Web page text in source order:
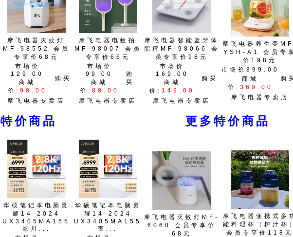
摩飞电器灭蚊灯
MF-98552 会员
专享价68元
市场价
129.00
购买
商城
价 :98.00
摩飞电器专卖店
摩飞电器电蚊拍
MF-98007 会员
专享价66元
市场价
99.00
购
买
商城
价 :88.00
摩飞电器专卖店
摩飞电器智能蓝牙体
脂秤MF-98066 会
员专享价98元
市场价
169.00
购买
商城
价 :149.00
摩飞电器专卖店
摩飞电器养生壶
YSH-A1 会员专
价198元
市场价899.00
购
商城
价 :369.00
摩飞电器专卖店
特价商品 更多特价商品
华硕笔记本电脑灵
耀14-2024
UX3405MA155
冰川...
华硕笔记本电脑灵
耀14-2024
UX3405MA155
夜...
摩飞电器灭蚊灯MF-
6060 会员专享价
68元
摩飞电器便携式多
能料理杯（榨汁杯
会员专享价118元